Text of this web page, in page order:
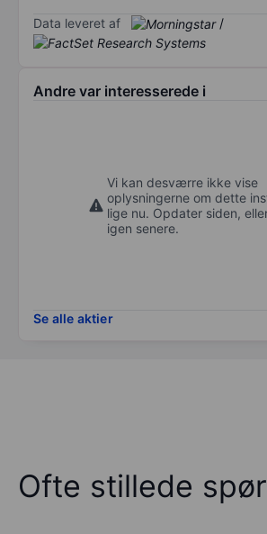
Data leveret af /
Andre var interesserede i
Vi kan desværre ikke vise
oplysningerne om dette
lige nu. Opdater siden,
igen senere.
Se alle aktier
Ofte stillede